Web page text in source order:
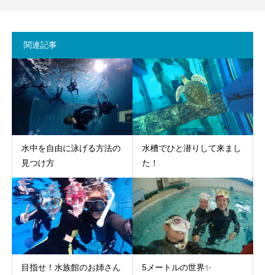
関連記事
水中を自由に泳げる方法の
見つけ方
水槽でひと潜りして来まし
た！
目指せ！水族館のお姉さん 5メートルの世界✨